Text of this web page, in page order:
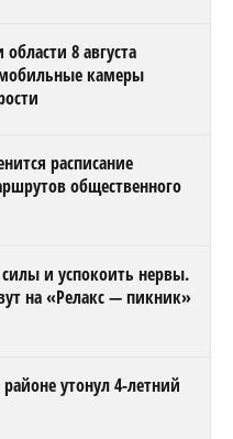
8 августа
камеры
расписание
общественного
силы и успокоить нервы.
на «Релакс — пикник»
утонул 4-летний